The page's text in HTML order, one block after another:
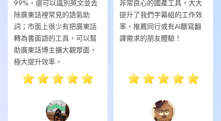
99%，還可以識別英文並去
除廣東話裡常見的語氣助
詞；市面上很少有把廣東話
轉為書面語的工具，可以幫
助廣東話博主擴大觀眾面，
極大提升效率。
非常良心的國產工具，大大
提升了我們字幕組的工作效
率，推薦同行或有AI聽寫翻
譯需求的朋友體驗！